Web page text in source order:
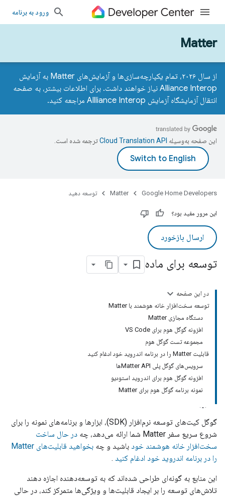
ورود به برنامه
Matter
از سال ۲۰۲۶، تمام یکپارچه‌سازی‌ها و آزمایش‌های Matter به آزمایش
Alliance Interop نیاز خواهند داشت. برای اطلاعات بیشتر، به
صفحه
انتقال آزمایشگاه آزمایش Allliance Interop
مراجعه کنید.
این صفحه به‌وسیله ترجمه شده است.
Google Home Developers
Matter توسعه دهید
این مرور مفید بود؟
ارسال بازخورد
توسعه برای ماده
در این صفحه
توسعه سخت‌افزار خانه هوشمند با Matter
دستگاه مجازی Matter
افزونه گوگل هوم برای VS Code
مجموعه تست گوگل هوم
قابلیت Matter را در برنامه اندروید خود ادغام کنید
سرویس‌های گوگل پلی Matter APIها
افزونه گوگل هوم برای اندروید استودیو
نمونه برنامه گوگل هوم برای Matter
گوگل کیت‌های توسعه نرم‌افزار (SDK)، ابزارها و برنامه‌های نمونه را برای
شروع سریع سفر Matter شما ارائه می‌دهد، چه در حال ساخت
سخت‌افزار خانه هوشمند خود باشید و چه
بخواهید قابلیت‌های Matter
را در برنامه اندروید خود ادغام کنید .
این منابع به گونه‌ای طراحی شده‌اند که به توسعه‌دهنده اجازه دهند
تلاش‌های توسعه را بر ایجاد قابلیت‌ها و ویژگی‌ها متمرکز کند، در حالی